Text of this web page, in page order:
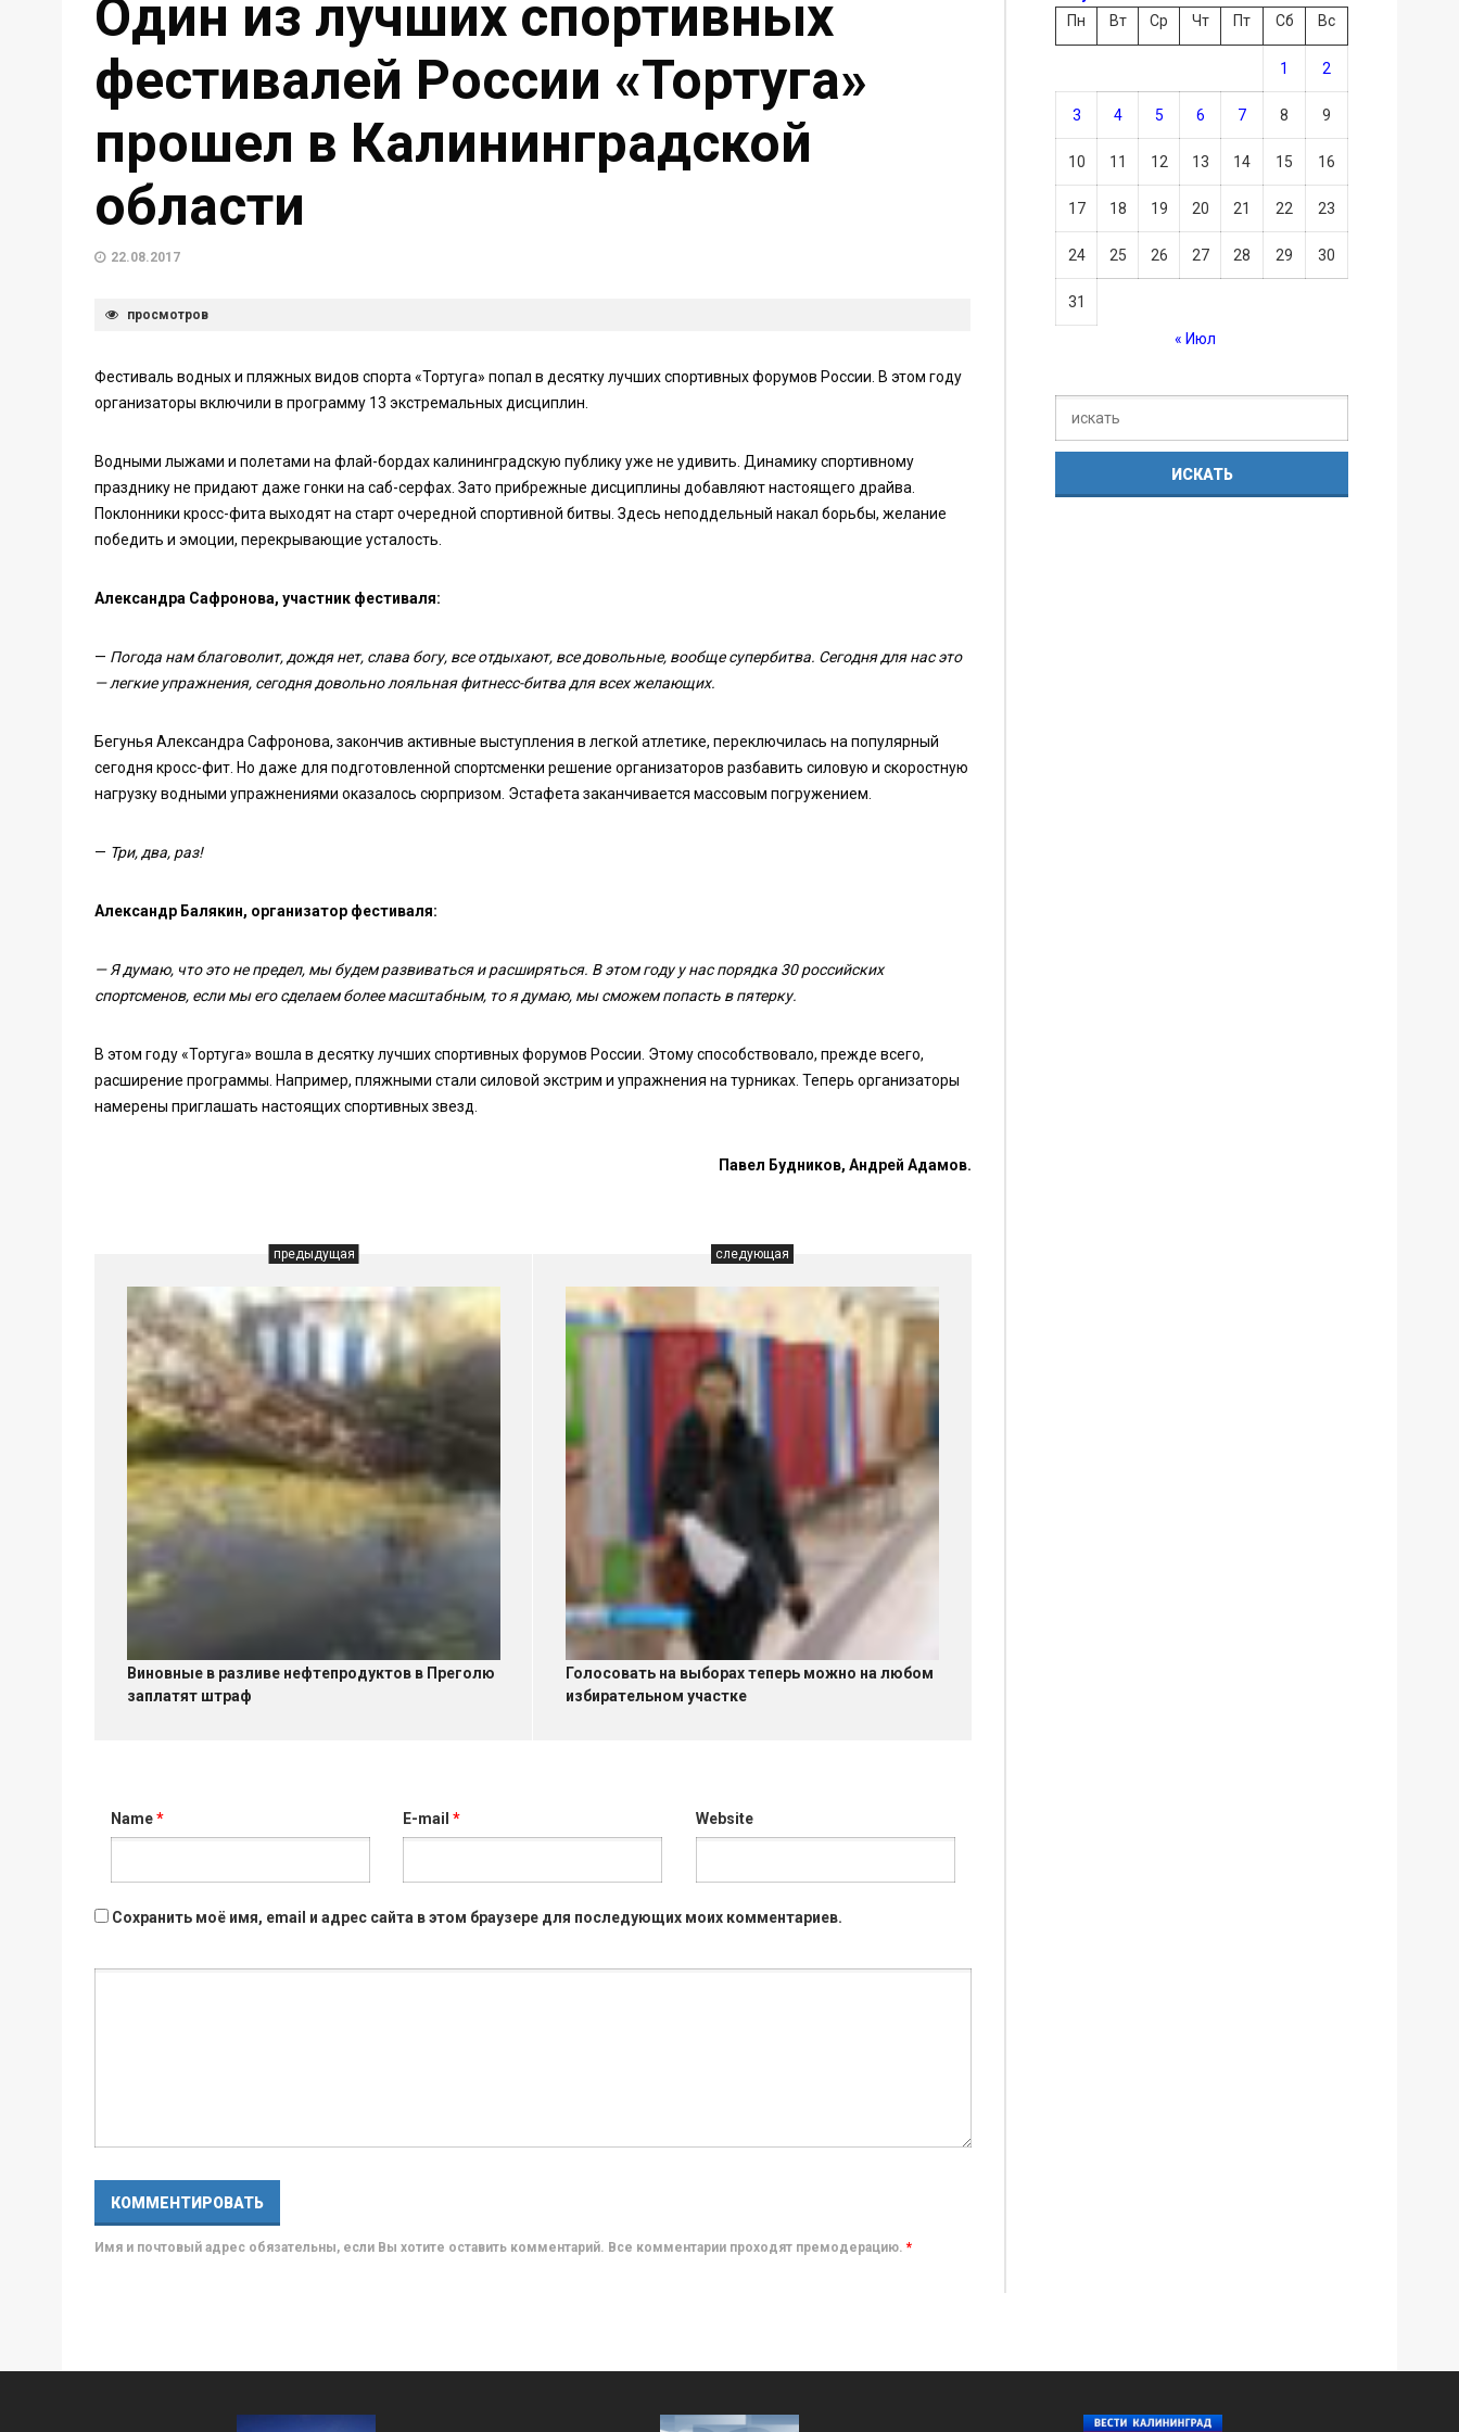
Один из лучших спортивных
фестивалей России «Тортуга»
прошел в Калининградской
области
22.08.2017
просмотров
Фестиваль водных и пляжных видов спорта «Тортуга» попал в десятку лучших спортивных форумов России. В этом году
организаторы включили в программу 13 экстремальных дисциплин.
Водными лыжами и полетами на флай-бордах калининградскую публику уже не удивить. Динамику спортивному
празднику не придают даже гонки на саб-серфах. Зато прибрежные дисциплины добавляют настоящего драйва.
Поклонники кросс-фита выходят на старт очередной спортивной битвы. Здесь неподдельный накал борьбы, желание
победить и эмоции, перекрывающие усталость.
Александра Сафронова, участник фестиваля:
— Погода нам благоволит, дождя нет, слава богу, все отдыхают, все довольные, вообще супербитва. Сегодня для нас это
— легкие упражнения, сегодня довольно лояльная фитнесс-битва для всех желающих.
Бегунья Александра Сафронова, закончив активные выступления в легкой атлетике, переключилась на популярный
сегодня кросс-фит. Но даже для подготовленной спортсменки решение организаторов разбавить силовую и скоростную
нагрузку водными упражнениями оказалось сюрпризом. Эстафета заканчивается массовым погружением.
— Три, два, раз!
Александр Балякин, организатор фестиваля:
— Я думаю, что это не предел, мы будем развиваться и расширяться. В этом году у нас порядка 30 российских
спортсменов, если мы его сделаем более масштабным, то я думаю, мы сможем попасть в пятерку.
В этом году «Тортуга» вошла в десятку лучших спортивных форумов России. Этому способствовало, прежде всего,
расширение программы. Например, пляжными стали силовой экстрим и упражнения на турниках. Теперь организаторы
намерены приглашать настоящих спортивных звезд.
Павел Будников, Андрей Адамов.
предыдущая
Виновные в разливе нефтепродуктов в Преголю
заплатят штраф
следующая
Голосовать на выборах теперь можно на любом
избирательном участке
Name* E-mail* Website
Сохранить моё имя, email и адрес сайта в этом браузере для последующих моих комментариев.
Имя и почтовый адрес обязательны, если Вы хотите оставить комментарий. Все комментарии проходят премодерацию. *
Пн
Вт Ср Чт Пт Сб Вс
1 2
3 4 5 6 7 8 9
10 11 12 13 14 15 16
17 18 19 20 21 22 23
24 25 26 27 28 29 30
31
« Июл